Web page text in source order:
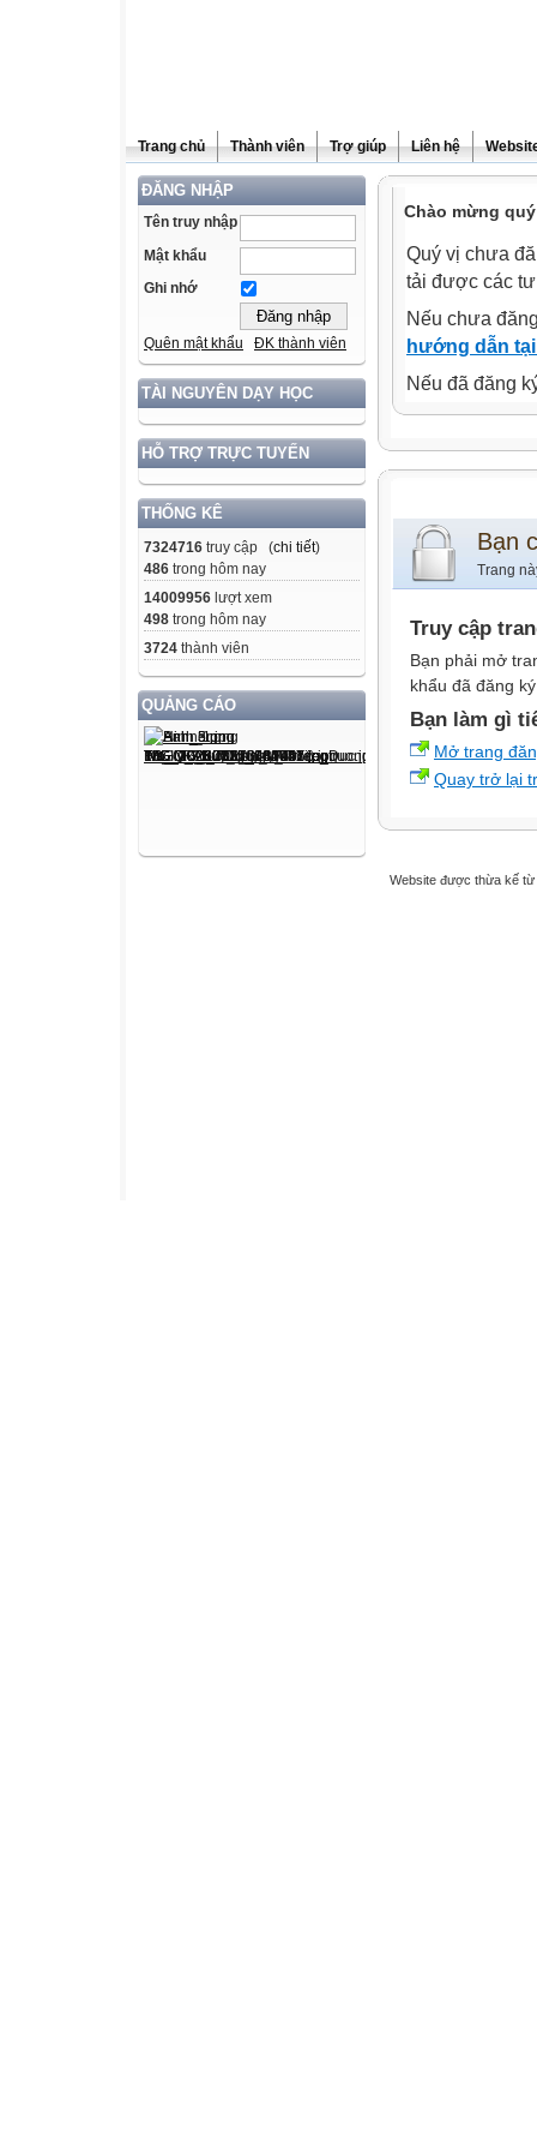
Trang chủ Thành viên Trợ giúp Liên hệ
ĐĂNG NHẬP
Tên truy nhập
Mật khẩu
Ghi nhớ
Quên mật khẩu ĐK thành viên
TÀI NGUYÊN DẠY HỌC
HỖ TRỢ TRỰC TUYẾN
THỐNG KÊ
7324716 truy cập (chi tiết)
486 trong hôm nay
14009956 lượt xem
498 trong hôm nay
3724 thành viên
QUẢNG CÁO
Chào mừng
Quý vị chưa
tải được các
Nếu chưa
hướng dẫn
Nếu đã đăng
Bạn
Trang
Truy cập
Bạn phải mở
khẩu đã đăng
Bạn làm gì
Mở trang
Quay trở lại
Website được thừa kế từ